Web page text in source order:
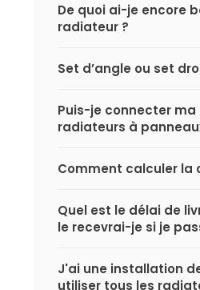
De quoi ai-je encore
radiateur ?
Set d’angle ou set
Puis-je connecter
radiateurs à
Comment calculer la
Quel est le délai de
le recevrai-je si je
J'ai une installation
utiliser tous les